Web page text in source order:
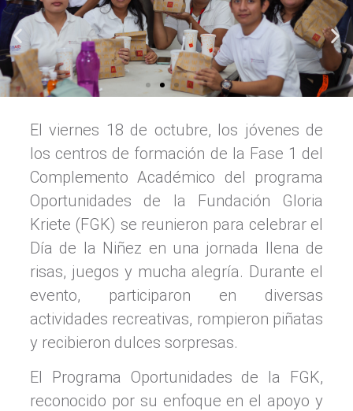
El viernes 18 de octubre, los jóvenes de
los centros de formación de la Fase 1 del
Complemento Académico del programa
Oportunidades de la Fundación Gloria
Kriete (FGK) se reunieron para celebrar el
Día de la Niñez en una jornada llena de
risas, juegos y mucha alegría. Durante el
evento, participaron en diversas
actividades recreativas, rompieron piñatas
y recibieron dulces sorpresas.
El Programa Oportunidades de la FGK,
reconocido por su enfoque en el apoyo y